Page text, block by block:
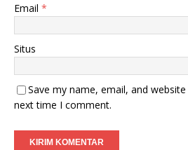
Email *
Situs
Save my name, email, and
next time I comment.